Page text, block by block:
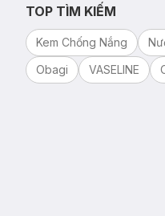
TOP TÌM KIẾM
Kem Chống Nắng
Obagi
VASELINE